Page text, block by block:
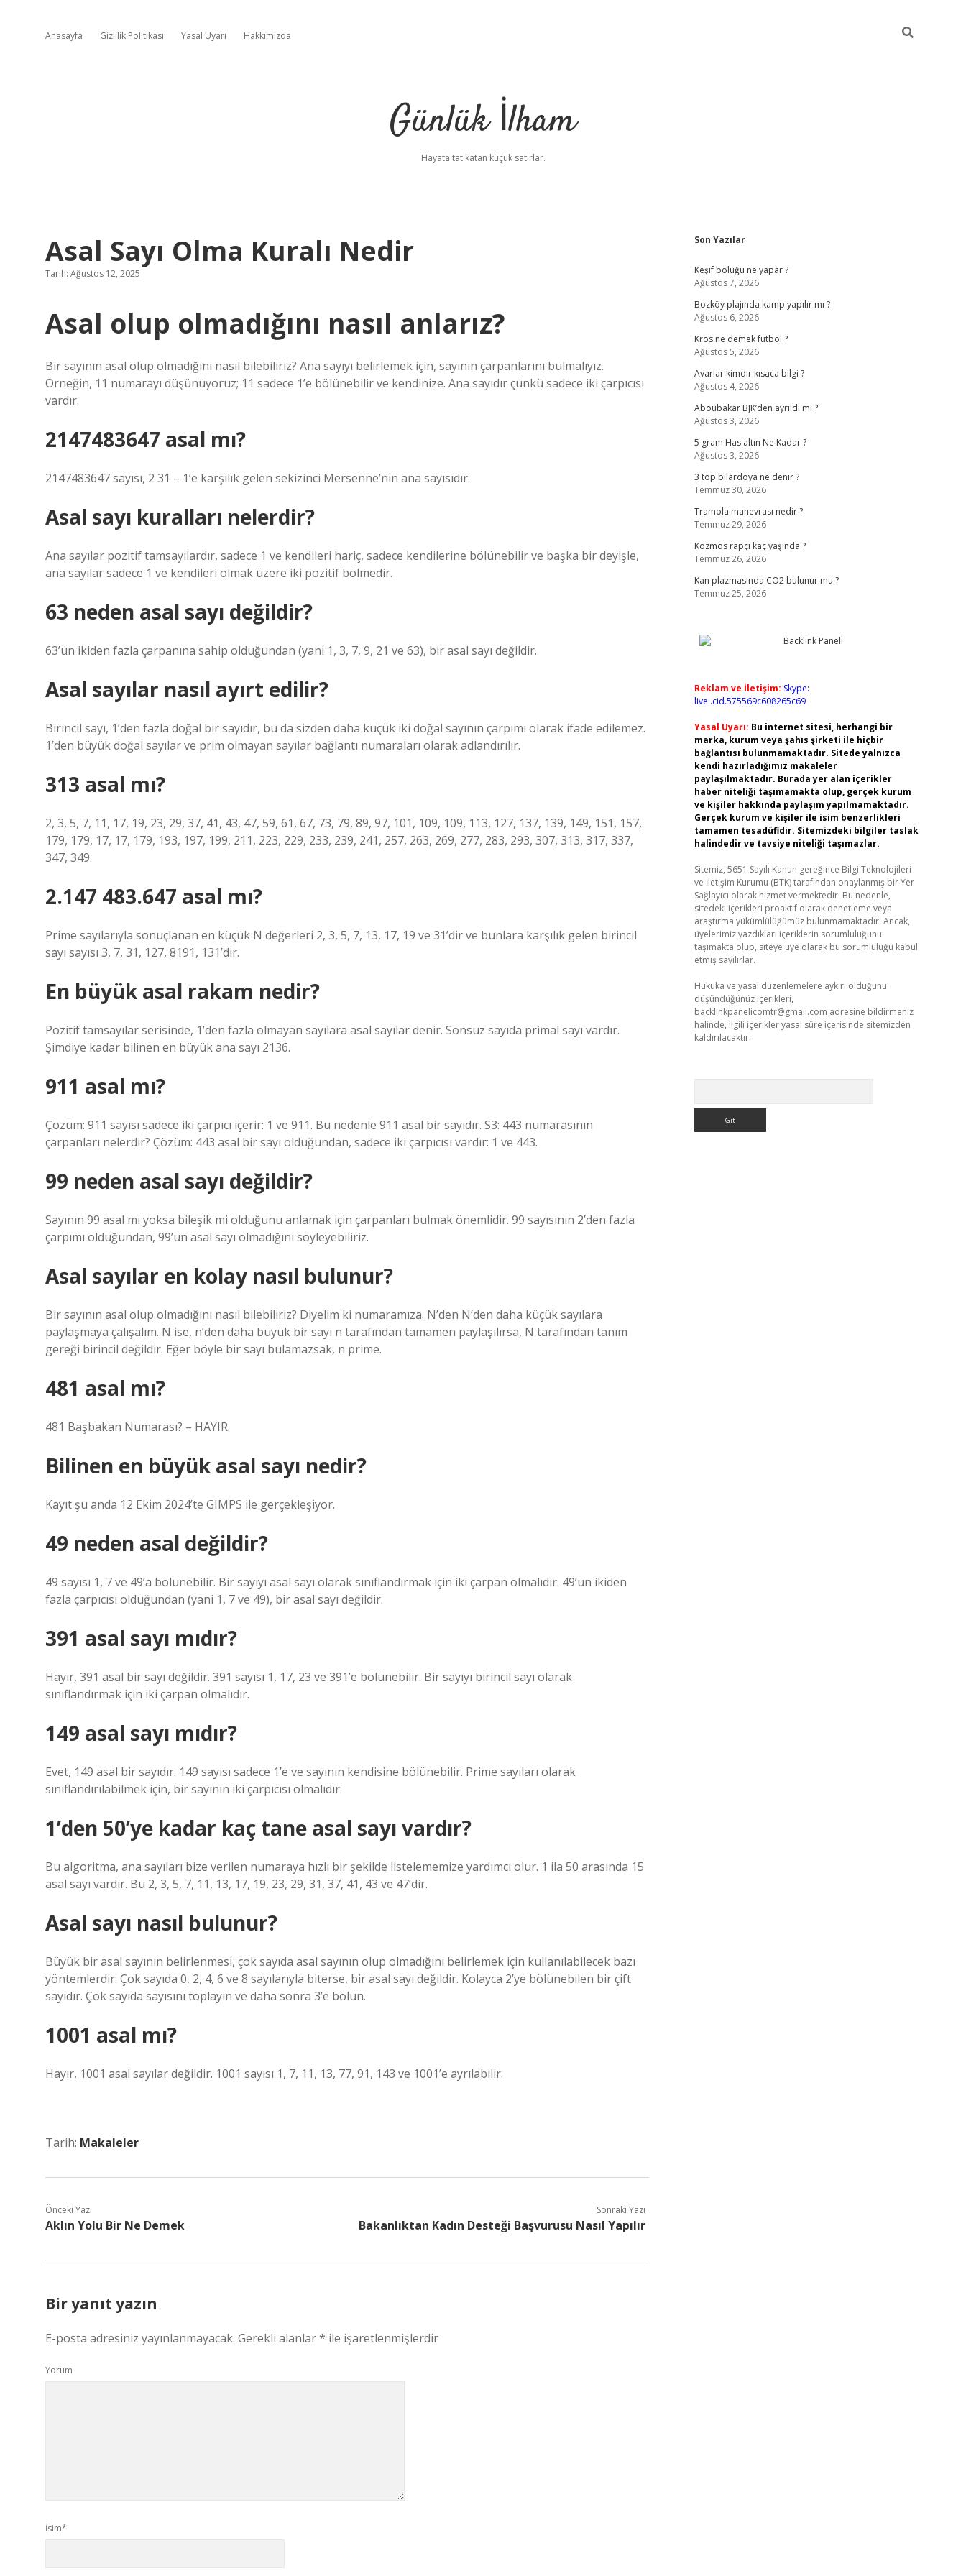
Anasayfa Gizlilik Politikası Yasal Uyarı Hakkımızda
Günlük İlham
Hayata tat katan küçük satırlar.
Asal Sayı Olma Kuralı Nedir
Tarih: Ağustos 12, 2025
Asal olup olmadığını nasıl anlarız?
Bir sayının asal olup olmadığını nasıl bilebiliriz? Ana sayıyı belirlemek için, sayının çarpanlarını bulmalıyız.
Örneğin, 11 numarayı düşünüyoruz; 11 sadece 1’e bölünebilir ve kendinize. Ana sayıdır çünkü sadece iki çarpıcısı
vardır.
2147483647 asal mı?
2147483647 sayısı, 2 31 – 1’e karşılık gelen sekizinci Mersenne’nin ana sayısıdır.
Asal sayı kuralları nelerdir?
Ana sayılar pozitif tamsayılardır, sadece 1 ve kendileri hariç, sadece kendilerine bölünebilir ve başka bir deyişle,
ana sayılar sadece 1 ve kendileri olmak üzere iki pozitif bölmedir.
63 neden asal sayı değildir?
63’ün ikiden fazla çarpanına sahip olduğundan (yani 1, 3, 7, 9, 21 ve 63), bir asal sayı değildir.
Asal sayılar nasıl ayırt edilir?
Birincil sayı, 1’den fazla doğal bir sayıdır, bu da sizden daha küçük iki doğal sayının çarpımı olarak ifade edilemez.
1’den büyük doğal sayılar ve prim olmayan sayılar bağlantı numaraları olarak adlandırılır.
313 asal mı?
2, 3, 5, 7, 11, 17, 19, 23, 29, 37, 41, 43, 47, 59, 61, 67, 73, 79, 89, 97, 101, 109, 109, 113, 127, 137, 139, 149, 151, 157,
179, 179, 17, 17, 179, 193, 197, 199, 211, 223, 229, 233, 239, 241, 257, 263, 269, 277, 283, 293, 307, 313, 317, 337,
347, 349.
2.147 483.647 asal mı?
Prime sayılarıyla sonuçlanan en küçük N değerleri 2, 3, 5, 7, 13, 17, 19 ve 31’dir ve bunlara karşılık gelen birincil
sayı sayısı 3, 7, 31, 127, 8191, 131’dir.
En büyük asal rakam nedir?
Pozitif tamsayılar serisinde, 1’den fazla olmayan sayılara asal sayılar denir. Sonsuz sayıda primal sayı vardır.
Şimdiye kadar bilinen en büyük ana sayı 2136.
911 asal mı?
Çözüm: 911 sayısı sadece iki çarpıcı içerir: 1 ve 911. Bu nedenle 911 asal bir sayıdır. S3: 443 numarasının
çarpanları nelerdir? Çözüm: 443 asal bir sayı olduğundan, sadece iki çarpıcısı vardır: 1 ve 443.
99 neden asal sayı değildir?
Sayının 99 asal mı yoksa bileşik mi olduğunu anlamak için çarpanları bulmak önemlidir. 99 sayısının 2’den fazla
çarpımı olduğundan, 99’un asal sayı olmadığını söyleyebiliriz.
Asal sayılar en kolay nasıl bulunur?
Bir sayının asal olup olmadığını nasıl bilebiliriz? Diyelim ki numaramıza. N’den N’den daha küçük sayılara
paylaşmaya çalışalım. N ise, n’den daha büyük bir sayı n tarafından tamamen paylaşılırsa, N tarafından tanım
gereği birincil değildir. Eğer böyle bir sayı bulamazsak, n prime.
481 asal mı?
481 Başbakan Numarası? – HAYIR.
Bilinen en büyük asal sayı nedir?
Kayıt şu anda 12 Ekim 2024’te GIMPS ile gerçekleşiyor.
49 neden asal değildir?
49 sayısı 1, 7 ve 49’a bölünebilir. Bir sayıyı asal sayı olarak sınıflandırmak için iki çarpan olmalıdır. 49’un ikiden
fazla çarpıcısı olduğundan (yani 1, 7 ve 49), bir asal sayı değildir.
391 asal sayı mıdır?
Hayır, 391 asal bir sayı değildir. 391 sayısı 1, 17, 23 ve 391’e bölünebilir. Bir sayıyı birincil sayı olarak
sınıflandırmak için iki çarpan olmalıdır.
149 asal sayı mıdır?
Evet, 149 asal bir sayıdır. 149 sayısı sadece 1’e ve sayının kendisine bölünebilir. Prime sayıları olarak
sınıflandırılabilmek için, bir sayının iki çarpıcısı olmalıdır.
1’den 50’ye kadar kaç tane asal sayı vardır?
Bu algoritma, ana sayıları bize verilen numaraya hızlı bir şekilde listelememize yardımcı olur. 1 ila 50 arasında 15
asal sayı vardır. Bu 2, 3, 5, 7, 11, 13, 17, 19, 23, 29, 31, 37, 41, 43 ve 47’dir.
Asal sayı nasıl bulunur?
Büyük bir asal sayının belirlenmesi, çok sayıda asal sayının olup olmadığını belirlemek için kullanılabilecek bazı
yöntemlerdir: Çok sayıda 0, 2, 4, 6 ve 8 sayılarıyla biterse, bir asal sayı değildir. Kolayca 2’ye bölünebilen bir çift
sayıdır. Çok sayıda sayısını toplayın ve daha sonra 3’e bölün.
1001 asal mı?
Hayır, 1001 asal sayılar değildir. 1001 sayısı 1, 7, 11, 13, 77, 91, 143 ve 1001’e ayrılabilir.
Tarih: Makaleler
Önceki Yazı
Aklın Yolu Bir Ne Demek
Sonraki Yazı
Bakanlıktan Kadın Desteği Başvurusu Nasıl Yapılır
Bir yanıt yazın
E-posta adresiniz yayınlanmayacak. Gerekli alanlar* ile işaretlenmişlerdir
Yorum
İsim*
Sidebar
Son Yazılar
Keşif bölüğü ne yapar ?
Ağustos 7, 2026
Bozköy plajında kamp yapılır mı ?
Ağustos 6, 2026
Kros ne demek futbol ?
Ağustos 5, 2026
Avarlar kimdir kısaca bilgi ?
Ağustos 4, 2026
Aboubakar BJK’den ayrıldı mı ?
Ağustos 3, 2026
5 gram Has altın Ne Kadar ?
Ağustos 3, 2026
3 top bilardoya ne denir ?
Temmuz 30, 2026
Tramola manevrası nedir ?
Temmuz 29, 2026
Kozmos rapçi kaç yaşında ?
Temmuz 26, 2026
Kan plazmasında CO2 bulunur mu ?
Temmuz 25, 2026
Reklam ve İletişim: Skype:
live:.cid.575569c608265c69
Yasal Uyarı: Bu internet sitesi, herhangi bir
marka, kurum veya şahıs şirketi ile hiçbir
bağlantısı bulunmamaktadır. Sitede yalnızca
kendi hazırladığımız makaleler
paylaşılmaktadır. Burada yer alan içerikler
haber niteliği taşımamakta olup, gerçek kurum
ve kişiler hakkında paylaşım yapılmamaktadır.
Gerçek kurum ve kişiler ile isim benzerlikleri
tamamen tesadüfidir. Sitemizdeki bilgiler taslak
halindedir ve tavsiye niteliği taşımazlar.
Sitemiz, 5651 Sayılı Kanun gereğince Bilgi Teknolojileri
ve İletişim Kurumu (BTK) tarafından onaylanmış bir Yer
Sağlayıcı olarak hizmet vermektedir. Bu nedenle,
sitedeki içerikleri proaktif olarak denetleme veya
araştırma yükümlülüğümüz bulunmamaktadır. Ancak,
üyelerimiz yazdıkları içeriklerin sorumluluğunu
taşımakta olup, siteye üye olarak bu sorumluluğu kabul
etmiş sayılırlar.
Hukuka ve yasal düzenlemelere aykırı olduğunu
düşündüğünüz içerikleri,
backlinkpanelicomtr@gmail.com adresine bildirmeniz
halinde, ilgili içerikler yasal süre içerisinde sitemizden
kaldırılacaktır.